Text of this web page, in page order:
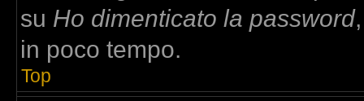
su Ho dimenticato la password
in poco tempo.
Top